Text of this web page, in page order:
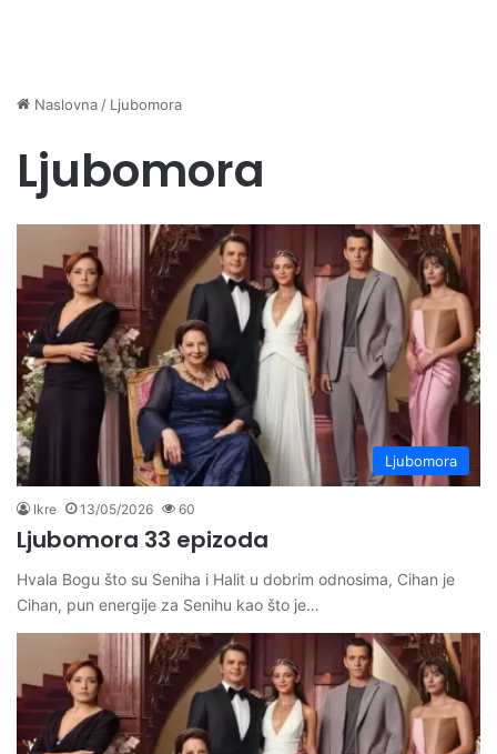
Naslovna / Ljubomora
Ljubomora
Ljubomora
Ikre 13/05/2026 60
Ljubomora 33 epizoda
Hvala Bogu što su Seniha i Halit u dobrim odnosima, Cihan je
Cihan, pun energije za Senihu kao što je…